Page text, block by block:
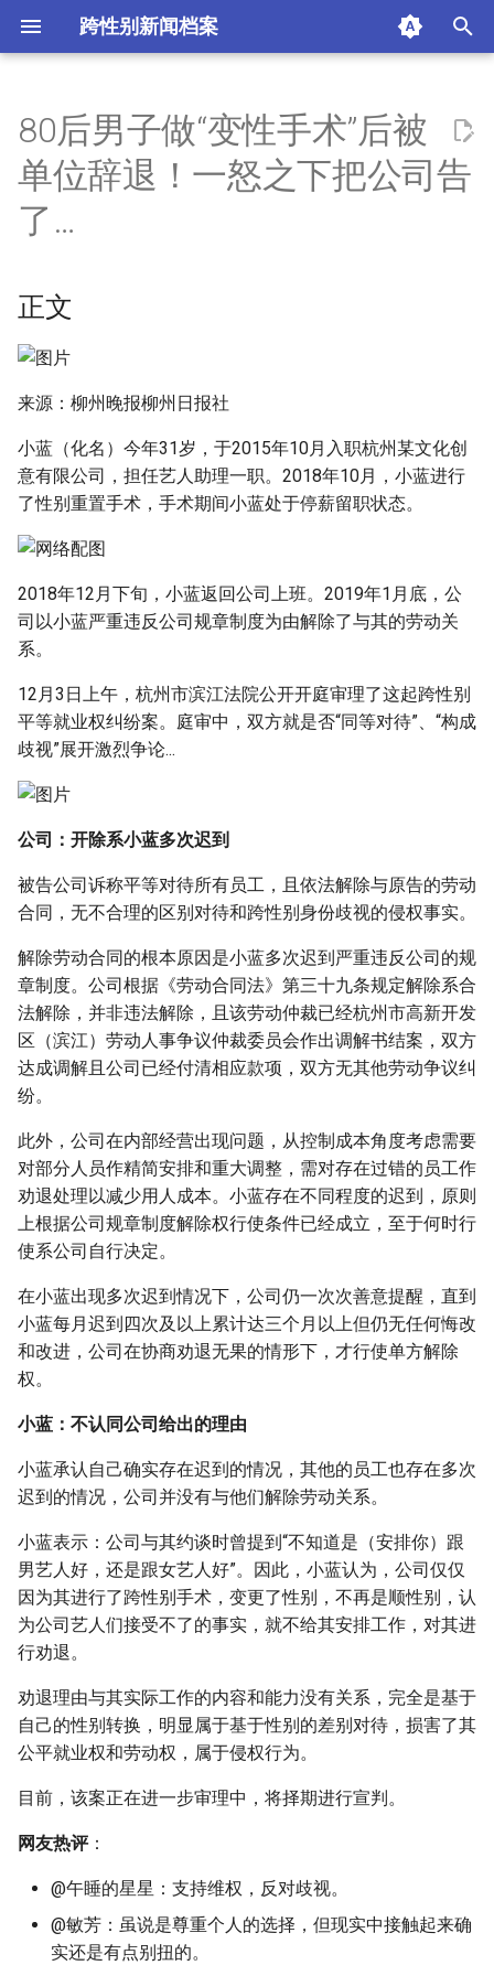
跨性别新闻档案
i
n
g
s
e
a
h
正文
摘要与附加信息
80后男子做“变性手术”后被
单位辞退！一怒之下把公司告
了…
正文
来源：柳州晚报柳州日报社
小蓝（化名）今年31岁，于2015年10月入职杭州某文化创
意有限公司，担任艺人助理一职。2018年10月，小蓝进行
了性别重置手术，手术期间小蓝处于停薪留职状态。
2018年12月下旬，小蓝返回公司上班。2019年1月底，公
司以小蓝严重违反公司规章制度为由解除了与其的劳动关
系。
12月3日上午，杭州市滨江法院公开开庭审理了这起跨性别
平等就业权纠纷案。庭审中，双方就是否“同等对待”、“构成
歧视”展开激烈争论...
公司：开除系小蓝多次迟到
被告公司诉称平等对待所有员工，且依法解除与原告的劳动
合同，无不合理的区别对待和跨性别身份歧视的侵权事实。
解除劳动合同的根本原因是小蓝多次迟到严重违反公司的规
章制度。公司根据《劳动合同法》第三十九条规定解除系合
法解除，并非违法解除，且该劳动仲裁已经杭州市高新开发
区（滨江）劳动人事争议仲裁委员会作出调解书结案，双方
达成调解且公司已经付清相应款项，双方无其他劳动争议纠
纷。
此外，公司在内部经营出现问题，从控制成本角度考虑需要
对部分人员作精简安排和重大调整，需对存在过错的员工作
劝退处理以减少用人成本。小蓝存在不同程度的迟到，原则
上根据公司规章制度解除权行使条件已经成立，至于何时行
使系公司自行决定。
在小蓝出现多次迟到情况下，公司仍一次次善意提醒，直到
小蓝每月迟到四次及以上累计达三个月以上但仍无任何悔改
和改进，公司在协商劝退无果的情形下，才行使单方解除
权。
小蓝：不认同公司给出的理由
小蓝承认自己确实存在迟到的情况，其他的员工也存在多次
迟到的情况，公司并没有与他们解除劳动关系。
小蓝表示：公司与其约谈时曾提到“不知道是（安排你）跟
男艺人好，还是跟女艺人好”。因此，小蓝认为，公司仅仅
因为其进行了跨性别手术，变更了性别，不再是顺性别，认
为公司艺人们接受不了的事实，就不给其安排工作，对其进
行劝退。
劝退理由与其实际工作的内容和能力没有关系，完全是基于
自己的性别转换，明显属于基于性别的差别对待，损害了其
公平就业权和劳动权，属于侵权行为。
目前，该案正在进一步审理中，将择期进行宣判。
网友热评：
@午睡的星星：支持维权，反对歧视。
@敏芳：虽说是尊重个人的选择，但现实中接触起来确
实还是有点别扭的。